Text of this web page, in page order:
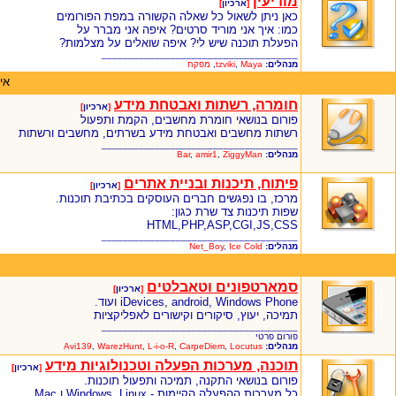
[ארכיון]
כאן ניתן לשאול כל שאלה הקשורה במפת הפורומים
כמו: איך אני מוריד סרטים? איפה אני מברר על
הפעלת תוכנה שיש לי? איפה שואלים על מצלמות?
מנהלים:
tzviki Maya מפקח
חומרה, רשתות ואבטחת מידע [ארכיון]
פורום בנושאי חומרת מחשבים, הקמת ותפעול
רשתות מחשבים ואבטחת מידע בשרתים, מחשבים ורשתות
מנהלים:
Bar, amir1 ZiggyMan
פיתוח, תיכנות ובניית אתרים [ארכיון]
מרכז, בו נפגשים חברים העוסקים בכתיבת תוכנות.
שפות תיכנות צד שרת כגון:
HTML,PHP,ASP,CGI,JS,CSS
מנהלים:
Net_Boy, Ice Cold
סמארטפונים וטאבלטים [ארכיון]
iDevices, android, Windows Phone ועוד.
תמיכה, יעוץ, סיקורים וקישורים לאפליקציות
פורום פרטי
מנהלים:
Avi139 WarezHunt L-i-o-R CarpeDiem Locutus
תוכנה, מערכות הפעלה וטכנולוגיות מידע [ארכיון]
פורום בנושאי התקנה, תמיכה ותפעול תוכנות.